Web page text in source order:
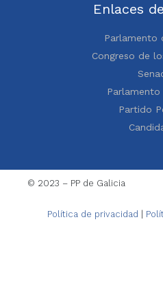
Enlaces
Parlamento
Congreso de
Parlamento
Partido
© 2023 – PP de Galicia
Política de privacidad